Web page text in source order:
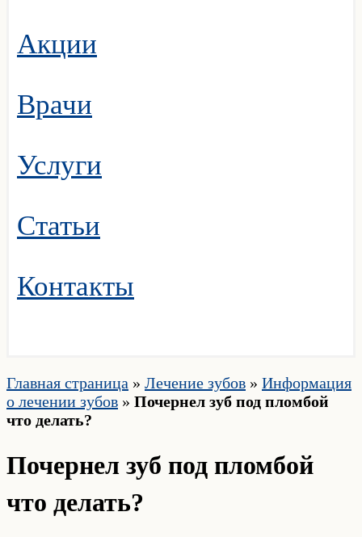
Акции
Врачи
Услуги
Статьи
Контакты
Главная страница » Лечение зубов » Информация
о лечении зубов » Почернел зуб под пломбой
что делать?
Почернел зуб под пломбой
что делать?